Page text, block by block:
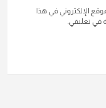
الإلكتروني في هذا
في تعليقي.